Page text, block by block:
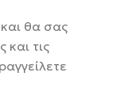
θα σας
τις